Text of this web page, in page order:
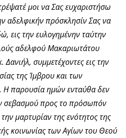
μοι να Σας ευχαριστήσω
αδελφικήν πρόσκλησίν Σας να
εις την ευλογημένην ταύτην
αδελφού Μακαριωτάτου
συμμετέχοντες εις την
της Ίμβρου και των
Η παρουσία ημών ενταύθα δεν
σεβασμού προς το πρόσωπόν
μαρτυρίαν της ενότητος της
κοινωνίας των Αγίων του Θεού